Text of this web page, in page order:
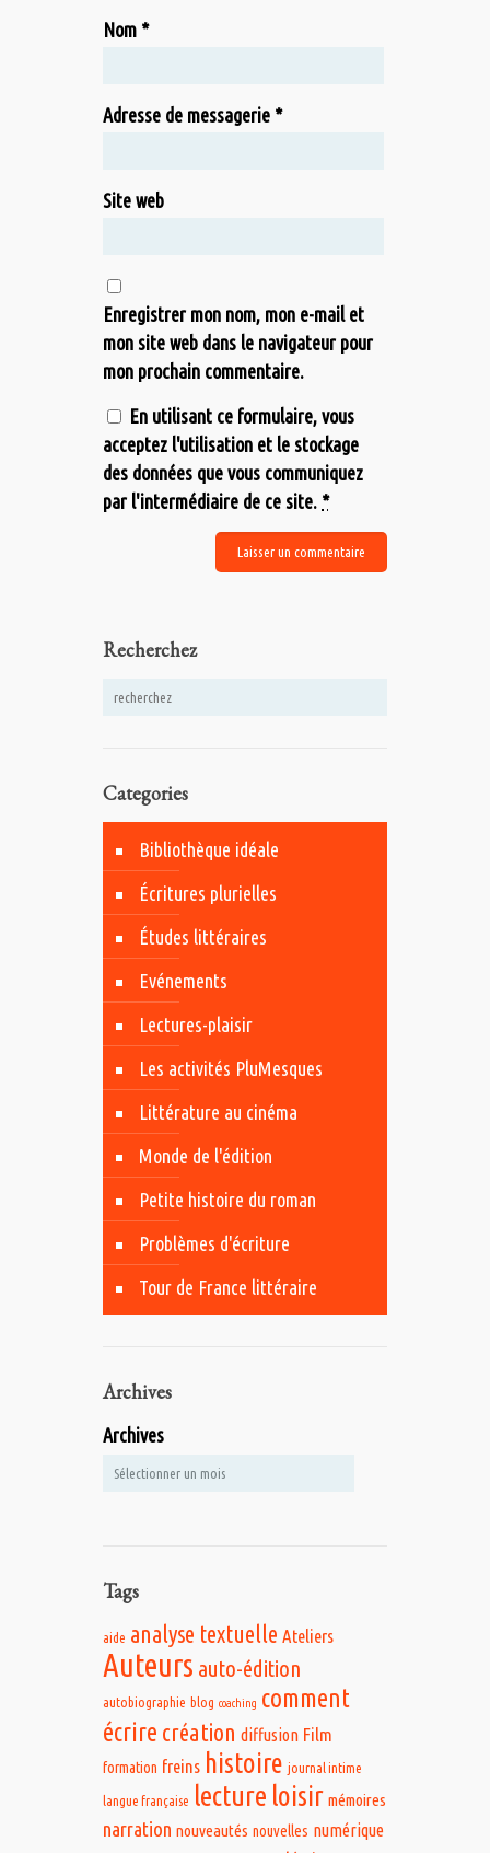
Nom *
Adresse de messagerie *
Site web
Enregistrer mon nom, mon e-mail et
mon site web dans le navigateur pour
mon prochain commentaire.
En utilisant ce formulaire, vous
acceptez l'utilisation et le stockage
des données que vous communiquez
par l'intermédiaire de ce site. *
Recherchez
Categories
Bibliothèque idéale
Écritures plurielles
Études littéraires
Evénements
Lectures-plaisir
Les activités PluMesques
Littérature au cinéma
Monde de l'édition
Petite histoire du roman
Problèmes d'écriture
Tour de France littéraire
Archives
Archives
Tags
aide analyse textuelle Ateliers
Auteurs auto-édition
autobiographie blog coaching comment
écrire création diffusion Film
formation freins histoire journal intime
langue française lecture loisir mémoires
narration nouveautés nouvelles numérique